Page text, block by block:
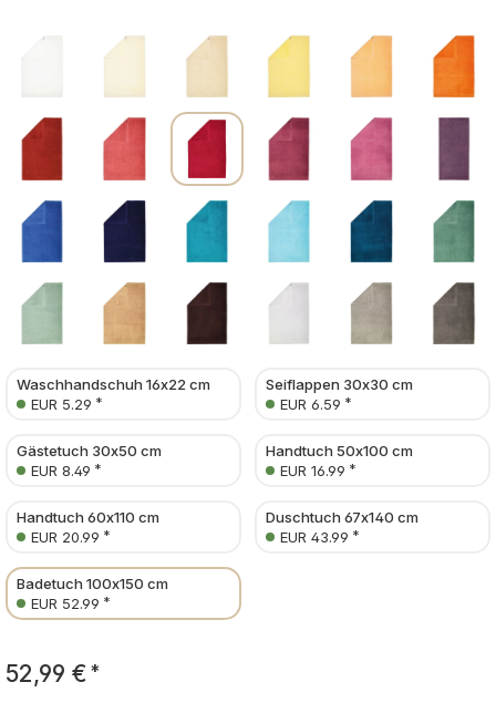
Waschhandschuh 16x22 cm
EUR 5.29 *
Seiflappen 30x30 cm
EUR 6.59 *
Gästetuch 30x50 cm
EUR 8.49 *
Handtuch 50x100 cm
EUR 16.99 *
Handtuch 60x110 cm
EUR 20.99 *
Duschtuch 67x140 cm
EUR 43.99 *
Badetuch 100x150 cm
EUR 52.99 *
52,99 € *